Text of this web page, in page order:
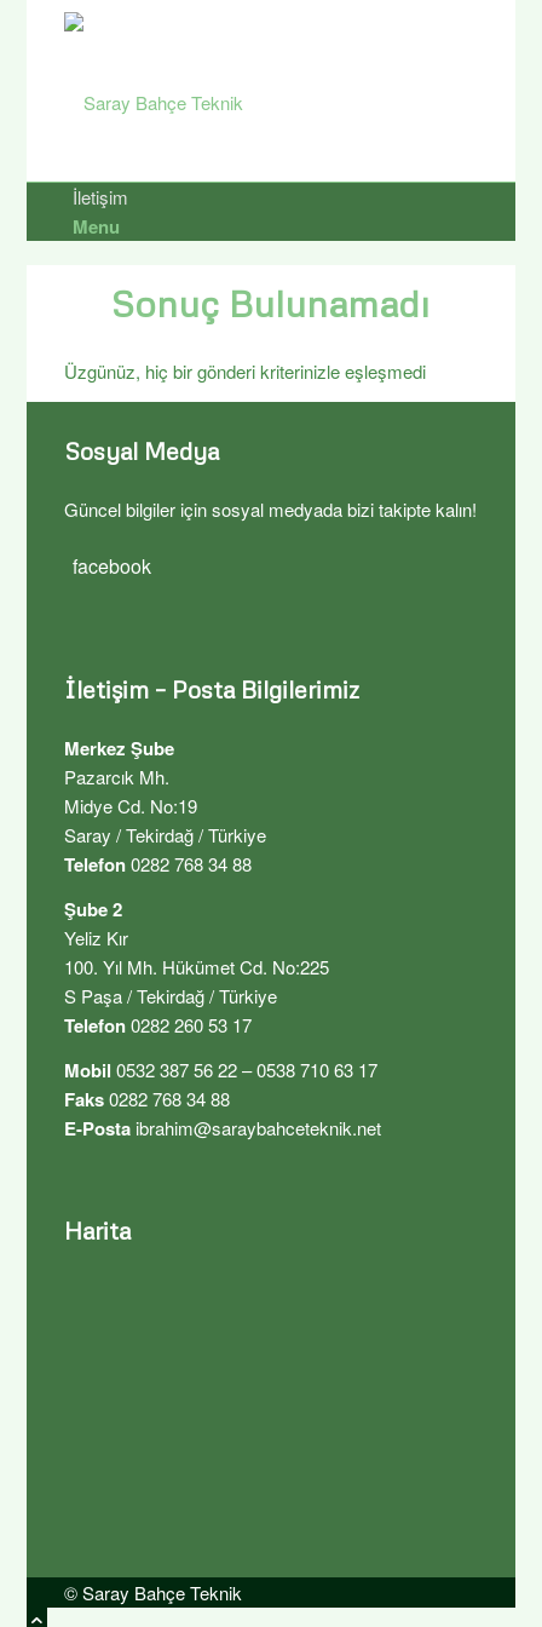
İletişim
Menu
Sonuç Bulunamadı
Üzgünüz, hiç bir gönderi kriterinizle eşleşmedi
Sosyal Medya
Güncel bilgiler için sosyal medyada bizi takipte kalın!
facebook
İletişim – Posta Bilgilerimiz
Merkez Şube
Pazarcık Mh.
Midye Cd. No:19
Saray / Tekirdağ / Türkiye
Telefon0282 768 34 88
Şube 2
Yeliz Kır
100. Yıl Mh. Hükümet Cd. No:225
S Paşa / Tekirdağ / Türkiye
Telefon0282 260 53 17
Mobil 0532 387 56 22 – 0538 710 63 17
Faks0282 768 34 88
E-Posta ibrahim@saraybahceteknik.net
Harita
© Saray Bahçe Teknik